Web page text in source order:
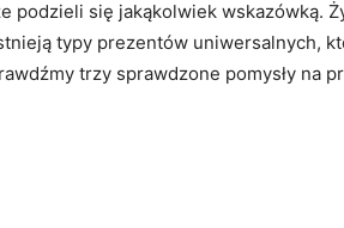
podzieli się jakąkolwiek wskazówką.
typy prezentów uniwersalnych,
trzy sprawdzone pomysły na